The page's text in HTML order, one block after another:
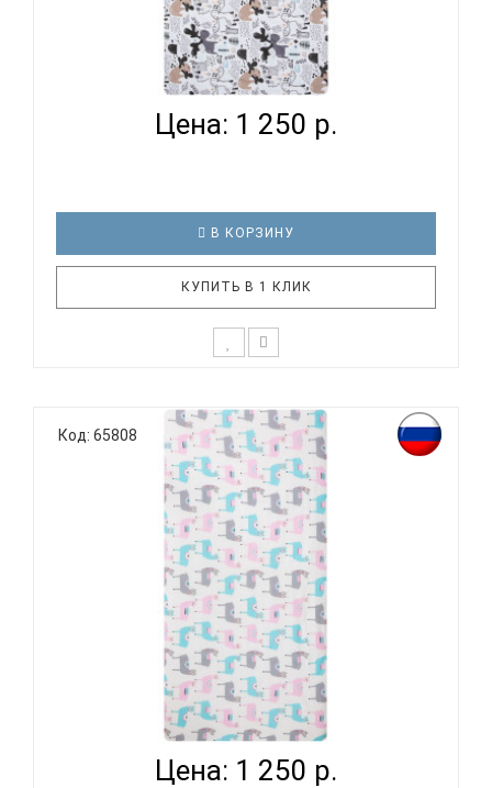
ВОМБАТИК CLASSIC COLLECTION ИСЛАНДИЯ -
ПРОСТЫНЯ...
Цена: 1 250 р.
В КОРЗИНУ
КУПИТЬ В 1 КЛИК
родитель подходит очень основательно. Ведь
ребенок большую часть времени проводит в
кровати. И натуральность тканей, нежный и
веселый рисунок, высокая устойчивость к частым
стиркам – очень важные параметр..
Код: 65808
ВОМБАТИК CLASSIC COLLECTION ЛАМЫ -
ПРОСТЫНЯ...
Цена: 1 250 р.